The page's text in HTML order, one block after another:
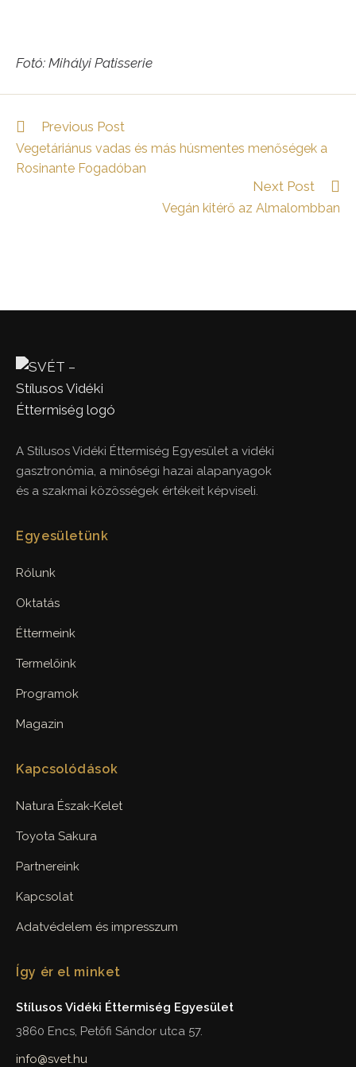
Fotó: Mihályi Patisserie
Read
articles
Previous Post
Vegetáriánus vadas és más húsmentes menőségek a
Rosinante Fogadóban
Next Post
Vegán kitérő az Almalombban
A Stílusos Vidéki Éttermiség Egyesület a vidéki
gasztronómia, a minőségi hazai alapanyagok
és a szakmai közösségek értékeit képviseli.
Egyesületünk
Rólunk
Oktatás
Éttermeink
Termelőink
Programok
Magazin
Kapcsolódások
Natura Észak-Kelet
Toyota Sakura
Partnereink
Kapcsolat
Adatvédelem és impresszum
Így ér el minket
Stílusos Vidéki Éttermiség Egyesület
3860 Encs, Petőfi Sándor utca 57.
info@svet.hu